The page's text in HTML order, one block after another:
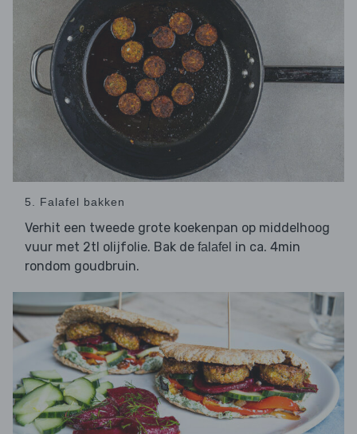
5. Falafel bakken
Verhit een tweede grote koekenpan op middelhoog
vuur met 2tl olijfolie. Bak de falafel in ca. 4min
rondom goudbruin.